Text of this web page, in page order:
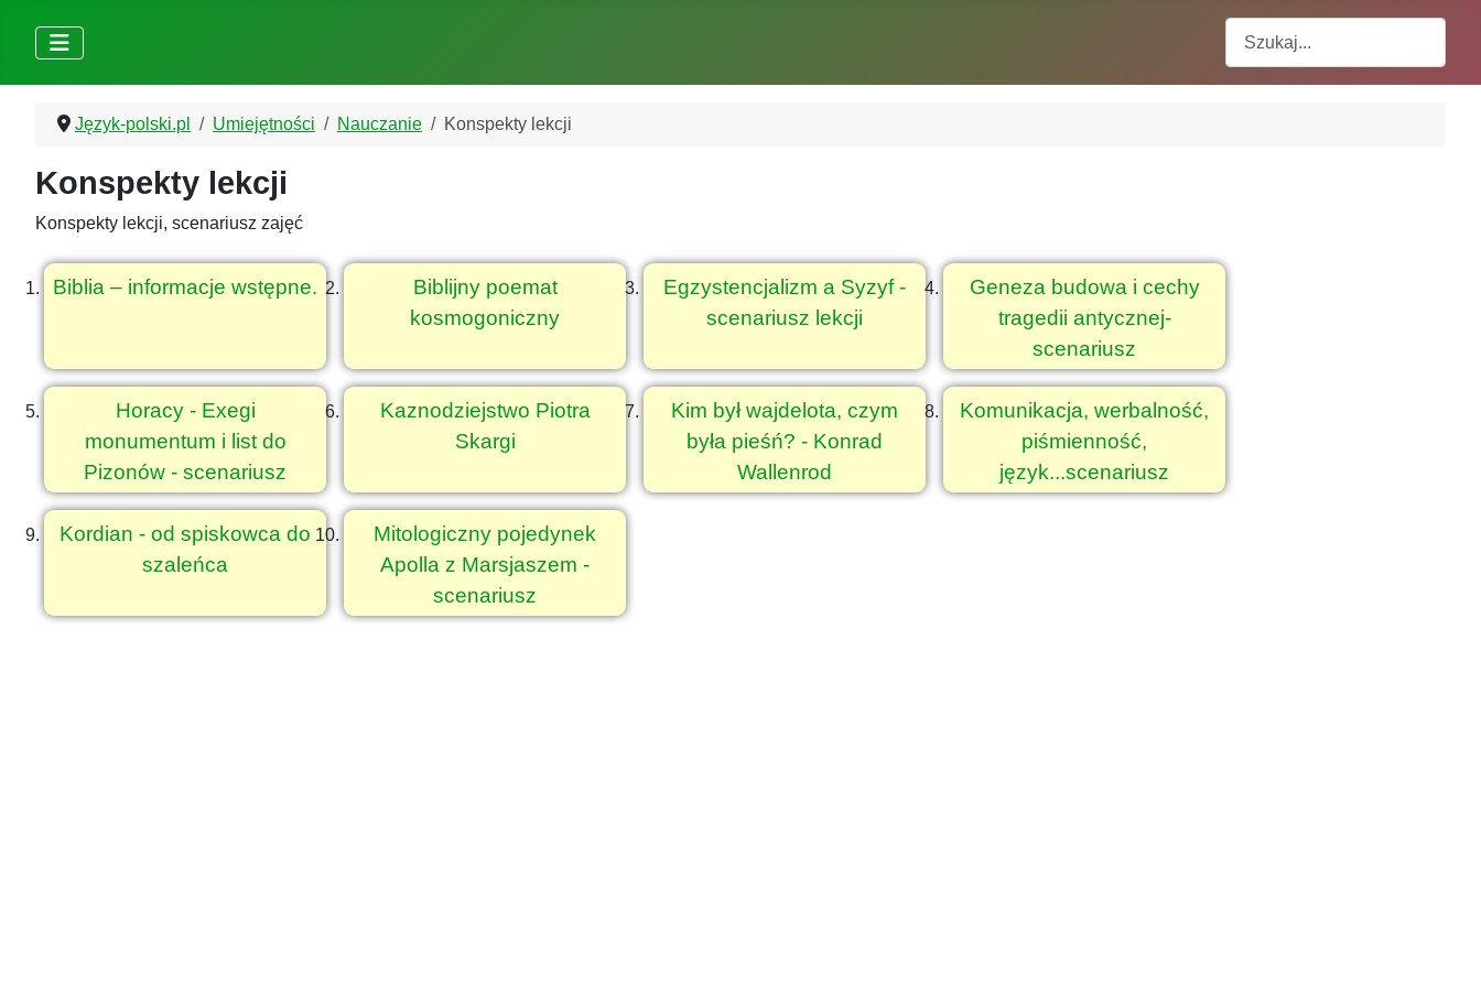
Język-polski.pl Umiejętności Nauczanie Konspekty lekcji
Konspekty lekcji
Konspekty lekcji, scenariusz zajęć
Biblia – informacje wstępne.
Biblijny poemat
kosmogoniczny
Egzystencjalizm a Syzyf -
scenariusz lekcji
Geneza budowa i cechy
tragedii antycznej-
scenariusz
Horacy - Exegi
monumentum i list do
Pizonów - scenariusz
Kaznodziejstwo Piotra
Skargi
Kim był wajdelota, czym
była pieśń? - Konrad
Wallenrod
Komunikacja, werbalność,
piśmienność,
język...scenariusz
Kordian - od spiskowca do
szaleńca
Mitologiczny pojedynek
Apolla z Marsjaszem -
scenariusz